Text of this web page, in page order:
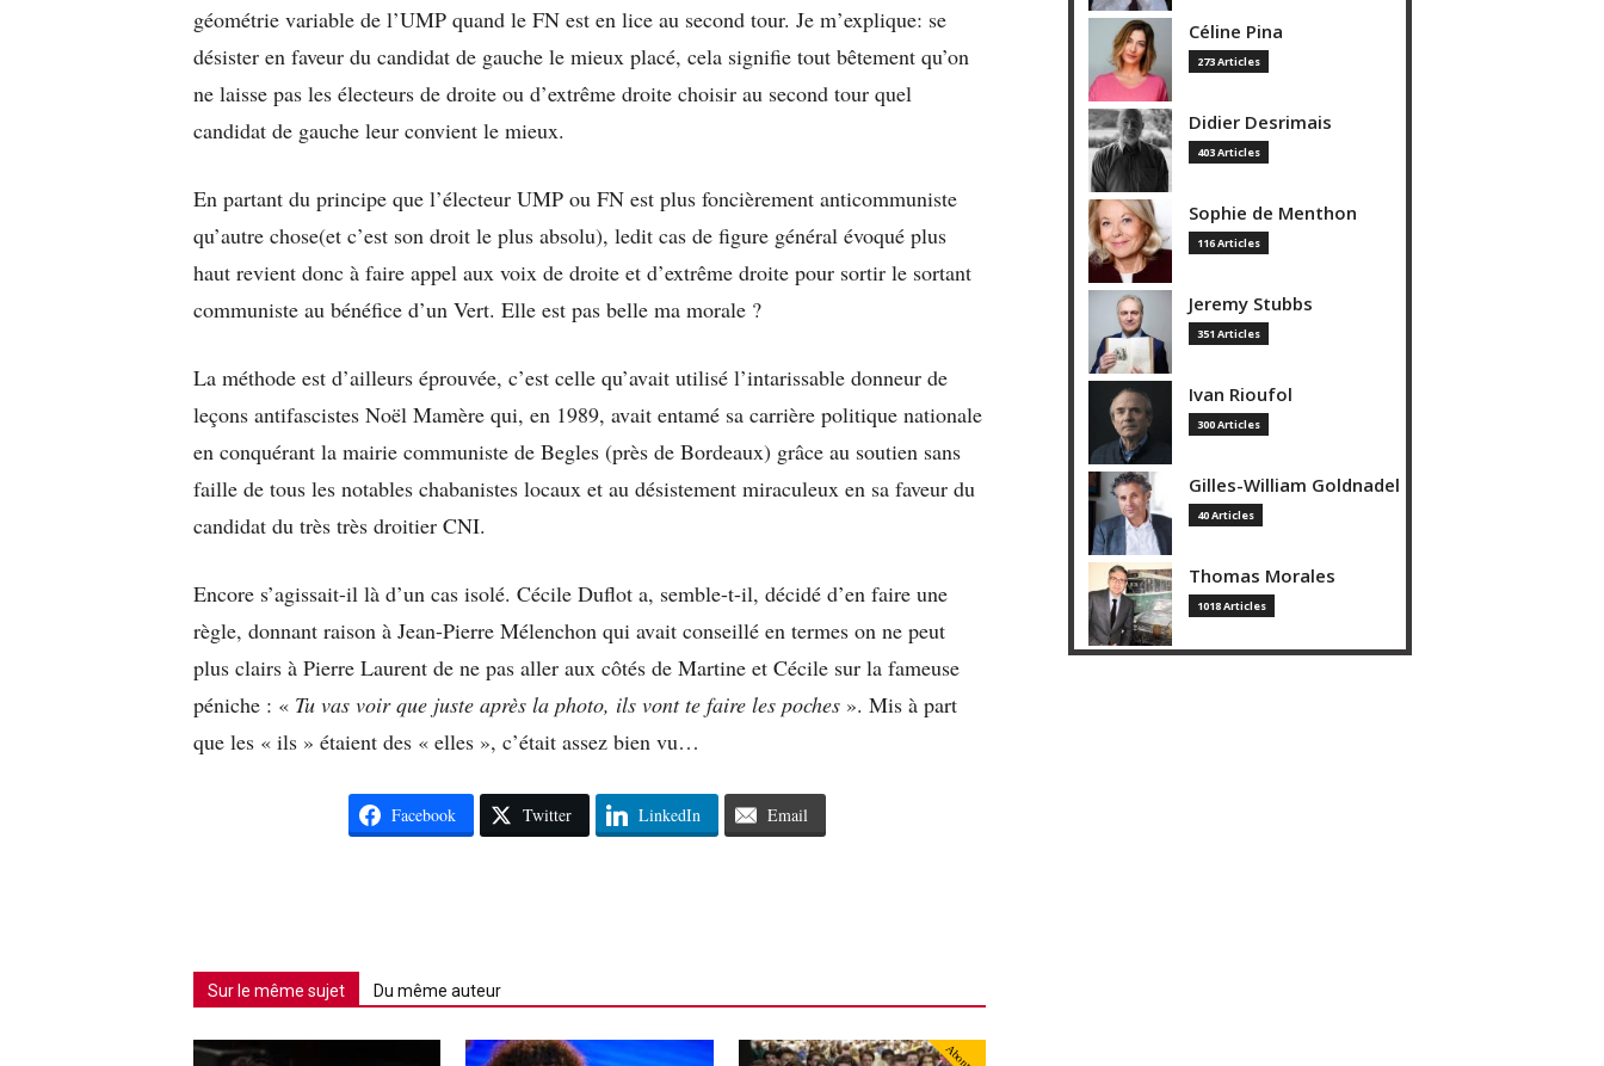
géométrie variable de l’UMP quand le FN est en lice au second tour. Je m’explique: se
désister en faveur du candidat de gauche le mieux placé, cela signifie tout bêtement qu’on
ne laisse pas les électeurs de droite ou d’extrême droite choisir au second tour quel
candidat de gauche leur convient le mieux.
En partant du principe que l’électeur UMP ou FN est plus foncièrement anticommuniste
qu’autre chose(et c’est son droit le plus absolu), ledit cas de figure général évoqué plus
haut revient donc à faire appel aux voix de droite et d’extrême droite pour sortir le sortant
communiste au bénéfice d’un Vert. Elle est pas belle ma morale ?
La méthode est d’ailleurs éprouvée, c’est celle qu’avait utilisé l’intarissable donneur de
leçons antifascistes Noël Mamère qui, en 1989, avait entamé sa carrière politique nationale
en conquérant la mairie communiste de Begles (près de Bordeaux) grâce au soutien sans
faille de tous les notables chabanistes locaux et au désistement miraculeux en sa faveur du
candidat du très très droitier CNI.
Encore s’agissait-il là d’un cas isolé. Cécile Duflot a, semble-t-il, décidé d’en faire une
règle, donnant raison à Jean-Pierre Mélenchon qui avait conseillé en termes on ne peut
plus clairs à Pierre Laurent de ne pas aller aux côtés de Martine et Cécile sur la fameuse
péniche : « Tu vas voir que juste après la photo, ils vont te faire les poches ». Mis à part
que les « ils » étaient des « elles », c’était assez bien vu…
Facebook Twitter LinkedIn Email
Sur le même sujet Du même auteur
Abonné
Céline Pina
273 Articles
Didier Desrimais
403 Articles
Sophie de Menthon
116 Articles
Jeremy Stubbs
351 Articles
Ivan Rioufol
300 Articles
Gilles-William Goldnadel
40 Articles
Thomas Morales
1018 Articles